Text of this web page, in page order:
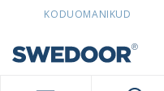
KODUOMANIKUD